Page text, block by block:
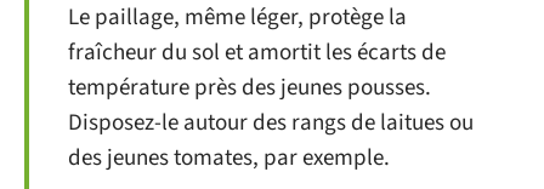
Le paillage, même léger, protège la
fraîcheur du sol et amortit les écarts de
température près des jeunes pousses.
Disposez-le autour des rangs de laitues ou
des jeunes tomates, par exemple.